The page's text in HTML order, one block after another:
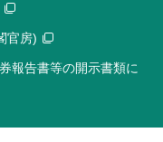
官房)
報告書等の開示書類に